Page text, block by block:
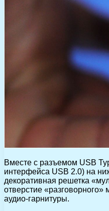
Вместе с разъемом USB
интерфейса USB 2.0) на
декоративная решетка
отверстие
аудио-гарнитуры.